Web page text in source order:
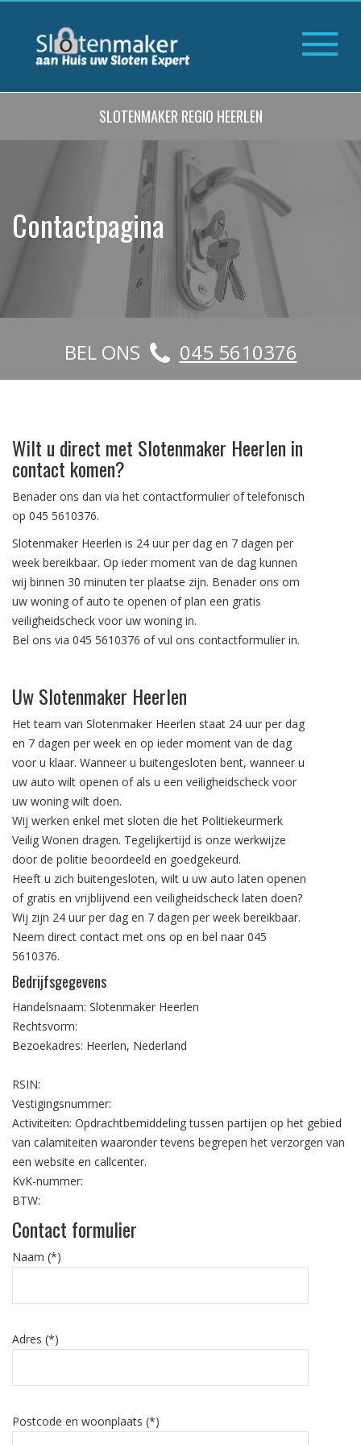
SLOTENMAKER REGIO HEERLEN
Contactpagina
BEL ONS 045 5610376
Wilt u direct met Slotenmaker Heerlen in
contact komen?
Benader ons dan via het contactformulier of telefonisch
op 045 5610376.
Slotenmaker Heerlen is 24 uur per dag en 7 dagen per
week bereikbaar. Op ieder moment van de dag kunnen
wij binnen 30 minuten ter plaatse zijn. Benader ons om
uw woning of auto te openen of plan een gratis
veiligheidscheck voor uw woning in.
Bel ons via 045 5610376 of vul ons contactformulier in.
Uw Slotenmaker Heerlen
Het team van Slotenmaker Heerlen staat 24 uur per dag
en 7 dagen per week en op ieder moment van de dag
voor u klaar. Wanneer u buitengesloten bent, wanneer u
uw auto wilt openen of als u een veiligheidscheck voor
uw woning wilt doen.
Wij werken enkel met sloten die het Politiekeurmerk
Veilig Wonen dragen. Tegelijkertijd is onze werkwijze
door de politie beoordeeld en goedgekeurd.
Heeft u zich buitengesloten, wilt u uw auto laten openen
of gratis en vrijblijvend een veiligheidscheck laten doen?
Wij zijn 24 uur per dag en 7 dagen per week bereikbaar.
Neem direct contact met ons op en bel naar 045
5610376.
Bedrijfsgegevens
Handelsnaam: Slotenmaker Heerlen
Rechtsvorm:
Bezoekadres: Heerlen, Nederland
RSIN:
Vestigingsnummer:
Activiteiten: Opdrachtbemiddeling tussen partijen op het gebied
van calamiteiten waaronder tevens begrepen het verzorgen van
een website en callcenter.
KvK-nummer:
BTW:
Contact formulier
Naam (*)
Adres (*)
Postcode en woonplaats (*)